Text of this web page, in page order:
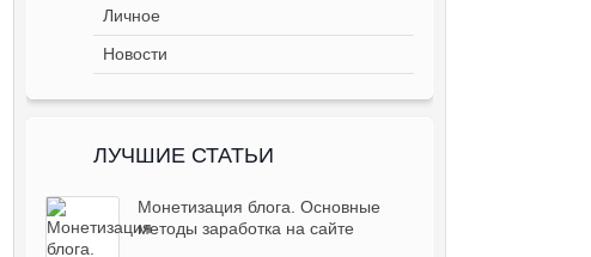
Личное
Новости
ЛУЧШИЕ СТАТЬИ
Монетизация блога. Основные
методы заработка на сайте